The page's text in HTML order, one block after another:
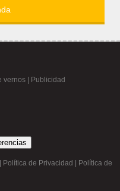
vernos | Publicidad
Política de Privacidad
Política de